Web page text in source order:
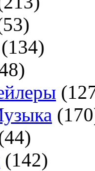
(134)
(142)